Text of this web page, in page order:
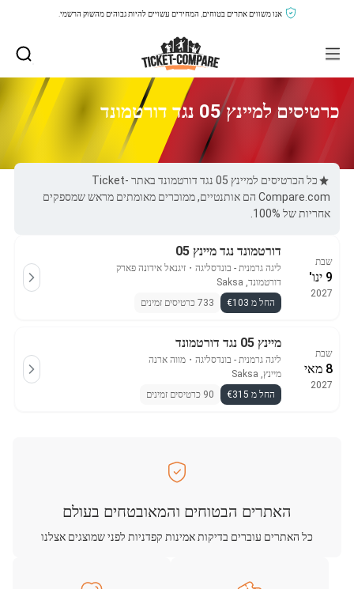
אנו משווים אתרים בטוחים, המחירים עשויים להיות גבוהים מהשוק הרשמי.
כרטיסים למיינץ 05 נגד דורטמונד
כל הכרטיסים למיינץ 05 נגד דורטמונד באתר Ticket-
Compare.com הם אותנטיים, ממוכרים מאומתים מראש שמספקים
אחריות של 100%.
שבת
9 ינו'
2027
דורטמונד נגד מיינץ 05
ליגה גרמנית - בונדסליגה ・ זיגנאל אידונה פארק
דורטמונד, Saksa
החל מ €103
733 כרטיסים זמינים
שבת
8 מאי
2027
מיינץ 05 נגד דורטמונד
ליגה גרמנית - בונדסליגה ・ מווה ארנה
מיינץ, Saksa
החל מ €315
90 כרטיסים זמינים
האתרים הבטוחים והמאובטחים בעולם
כל האתרים עוברים בדיקות אמינות קפדניות לפני שמוצגים אצלנו